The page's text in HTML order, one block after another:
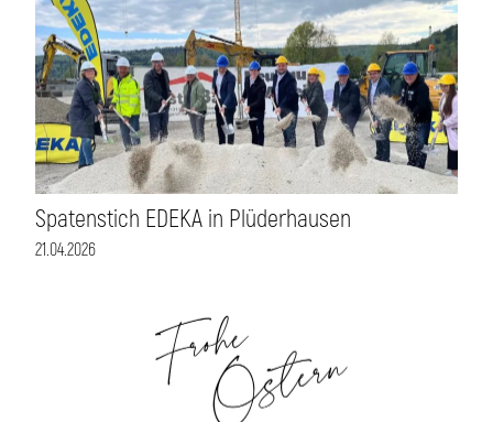
Spatenstich EDEKA in Plüderhausen
21.04.2026